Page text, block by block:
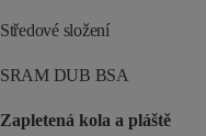
Středové složení
SRAM DUB BSA
Zapletená kola a pláště